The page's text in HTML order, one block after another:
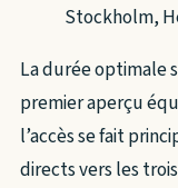
Stockholm,
La durée optimale
premier aperçu
l’accès se fait
directs vers les